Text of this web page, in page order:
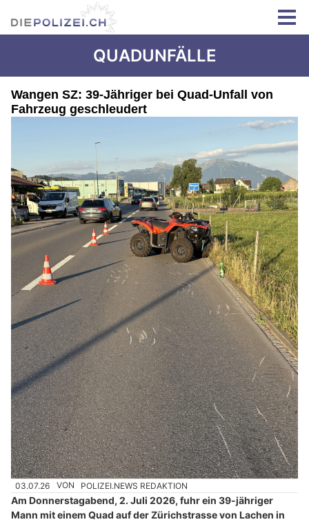
QUADUNFÄLLE
Wangen SZ: 39-Jähriger bei Quad-Unfall von
Fahrzeug geschleudert
03.07.26 VON POLIZEI.NEWS REDAKTION
Am Donnerstagabend, 2. Juli 2026, fuhr ein 39-jähriger
Mann mit einem Quad auf der Zürichstrasse von Lachen in